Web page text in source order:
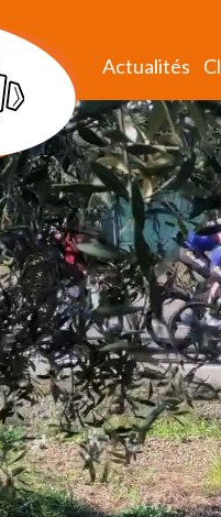
Actualités